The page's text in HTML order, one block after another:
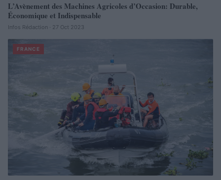
L’Avènement des Machines Agricoles d’Occasion: Durable,
Économique et Indispensable
Infos Rédaction · 27 Oct 2023
FRANCE